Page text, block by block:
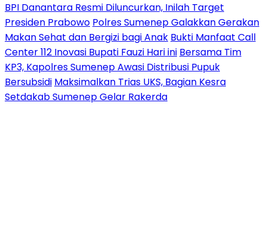
BPI Danantara Resmi Diluncurkan, Inilah Target
Presiden Prabowo Polres Sumenep Galakkan Gerakan
Makan Sehat dan Bergizi bagi Anak Bukti Manfaat Call
Center 112 Inovasi Bupati Fauzi Hari ini Bersama Tim
KP3, Kapolres Sumenep Awasi Distribusi Pupuk
Bersubsidi Maksimalkan Trias UKS, Bagian Kesra
Setdakab Sumenep Gelar Rakerda